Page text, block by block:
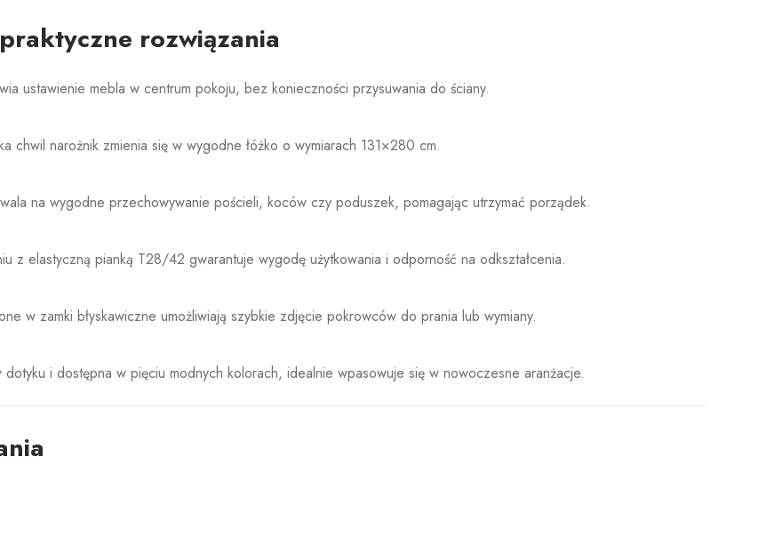
rozwiązania
ustawienie mebla w centrum pokoju, bez konieczności przysuwania do ściany.
chwil narożnik zmienia się w wygodne łóżko o wymiarach 131×280 cm.
na wygodne przechowywanie pościeli, koców czy poduszek, pomagając utrzymać porządek.
z elastyczną pianką T28/42 gwarantuje wygodę użytkowania i odporność na odkształcenia.
w zamki błyskawiczne umożliwiają szybkie zdjęcie pokrowców do prania lub wymiany.
i dostępna w pięciu modnych kolorach, idealnie wpasowuje się w nowoczesne aranżacje.